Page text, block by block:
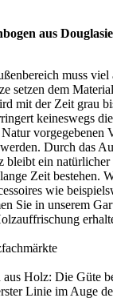
aus
muss viel
setzen dem
mit der Zeit grau
keineswegs
vorgegebenen
Durch das
ein
Zeit bestehen.
wie
Sie in unserem
Holz: Die Güte
Linie im Auge